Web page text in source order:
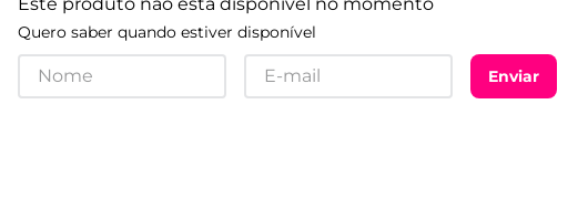
Quero saber quando estiver disponível
Enviar